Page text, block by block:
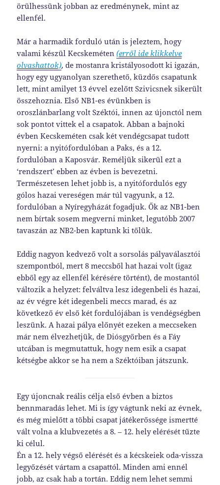
örülhessünk jobban az eredménynek, mint az
ellenfél.
Már a harmadik forduló után is jeleztem, hogy
valami készül Kecskeméten(erről ide klikkelve
olvashattok), de mostanra kristályosodott ki igazán,
hogy egy ugyanolyan szerethető, küzdős csapatunk
lett, mint amilyet 13 évvel ezelőtt Szivicsnek sikerült
összehoznia. Első NB1-es évünkben is
oroszlánbarlang volt Széktói, innen az újonctól nem
sok pontot vittek el a csapatok. Abban a bajnoki
évben Kecskeméten csak két vendégcsapat tudott
nyerni: a nyitófordulóban a Paks, és a 12.
fordulóban a Kaposvár. Reméljük sikerül ezt a
‘rendszert’ ebben az évben is bevezetni.
Természetesen lehet jobb is, a nyitófordulós egy
gólos hazai vereségen már túl vagyunk, a 12.
fordulóban a Nyíregyházát fogadjuk. Ők az NB1-ben
nem bírtak sosem megverni minket, legutóbb 2007
tavaszán az NB2-ben kaptunk ki tőlük.
Eddig nagyon kedvező volt a sorsolás pályaválasztói
szempontból, mert 8 meccsből hat hazai volt (igaz
ebből egy az ellenfél kérésére történt), de mostantól
változik a helyzet: felváltva lesz idegenbeli és hazai,
az év végre két idegenbeli meccs marad, és az
következő év első két fordulójában is vendégségben
leszünk. A hazai pálya előnyét ezeken a meccseken
már nem élvezhetjük, de Diósgyőrben és a Fáy
utcában is megmutattuk, hogy nem esik a csapat
kétségbe akkor se ha nem a Széktóiban játszunk.
Egy újoncnak reális célja első évben a biztos
bennmaradás lehet. Mi is így vágtunk neki az évnek,
és még mielőtt a többi csapat játékerőssége ismertté
vált volna a klubvezetés a 8. – 12. hely elérését tűzte
ki célul.
Én a 12. hely végső elérését és a kécskeiek oda-vissza
legyőzését vártam a csapattól. Minden ami ennél
jobb, az csak hab a tortán. Eddig nem lehet semmi